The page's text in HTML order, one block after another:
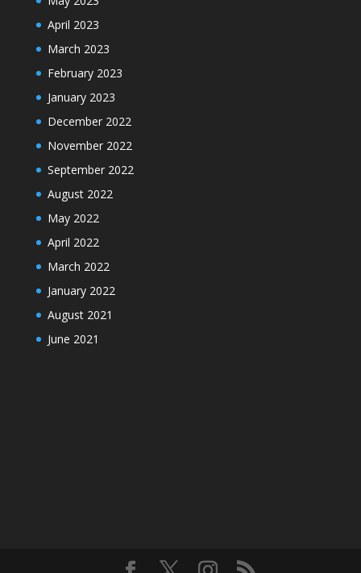
April 2023
March 2023
February 2023
January 2023
December 2022
November 2022
September 2022
August 2022
May 2022
April 2022
March 2022
January 2022
August 2021
June 2021